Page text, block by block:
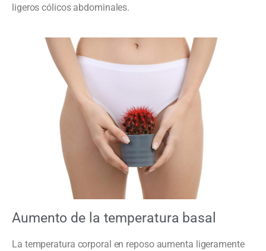
ligeros cólicos abdominales.
Aumento de la temperatura basal
La temperatura corporal en reposo aumenta ligeramente